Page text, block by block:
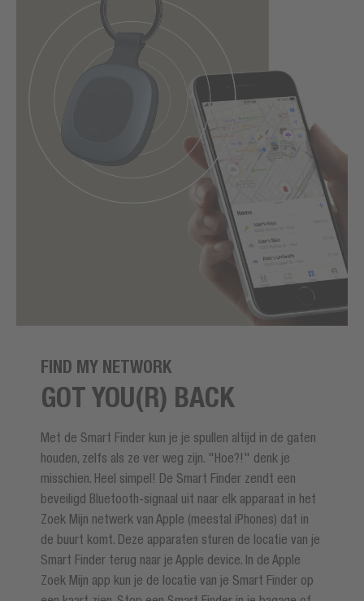
FIND MY NETWORK
GOT YOU(R) BACK
Met de Smart Finder kun je je spullen altijd in de gaten
houden, zelfs als ze ver weg zijn. "Hoe?!" denk je
misschien. Heel simpel! De Smart Finder zendt een
beveiligd Bluetooth-signaal uit naar elk apparaat in het
Zoek Mijn netwerk van Apple (meestal iPhones) dat in
de buurt komt. Deze apparaten sturen de locatie van je
Smart Finder terug naar je Apple device. In de Apple
Zoek Mijn app kun je de locatie van je Smart Finder op